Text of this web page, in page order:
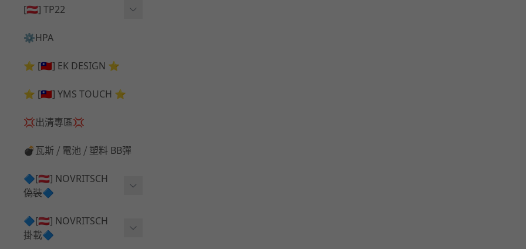
🔄 原廠 ⧸ 零件
🆙 升級 ⧸ 部件
[🇦🇹] TP22
🔄 原廠 ⧸ 零件
🆙 升級 ⧸ 部件
⚙️HPA
⭐ [🇹🇼] EK DESIGN ⭐
⭐ [🇹🇼] YMS TOUCH ⭐
💢出清專區💢
💣瓦斯 ⧸ 電池 ⧸ 塑料 BB彈
🔷[🇦🇹] NOVRITSCH
偽裝🔷
上衣夾克 ⧸ Jacket
兜帽 ⧸ Hood
🔷[🇦🇹] NOVRITSCH
掛載🔷